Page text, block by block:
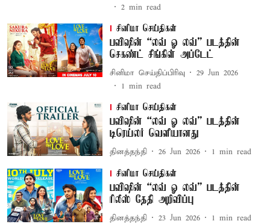
2 min read
சினிமா செய்திகள்
பவிஷின் “லவ் ஓ லவ்” படத்தின்
செகண்ட் சிங்கிள் அப்டேட்
சினிமா செய்திப்பிரிவு
29 Jun 2026
1 min read
சினிமா செய்திகள்
பவிஷின் “லவ் ஓ லவ்” படத்தின்
டிரெய்லர் வெளியானது
தினத்தந்தி 26 Jun 2026 1 min read
சினிமா செய்திகள்
பவிஷின் “லவ் ஓ லவ்” படத்தின்
ரிலீஸ் தேதி அறிவிப்பு
தினத்தந்தி 23 Jun 2026 1 min read